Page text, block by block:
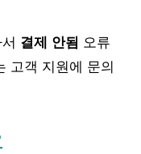
결제 안됨 오류
고객 지원에 문의